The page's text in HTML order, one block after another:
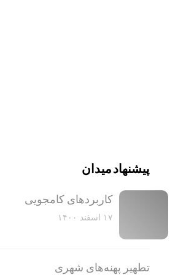
پیشنهاد میدان
کاربرد‌های کامجویی
۱۷ اسفند ۱۴۰۰
تطهیر پهنه‌های شهری